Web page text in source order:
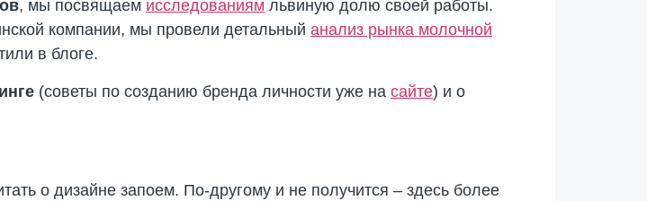
, мы посвящаем исследованиям львиную долю своей работы.
компании, мы провели детальный анализ рынка молочной
в блоге.
(советы по созданию бренда личности уже на сайте) и о
о дизайне запоем. По-другому и не получится – здесь более